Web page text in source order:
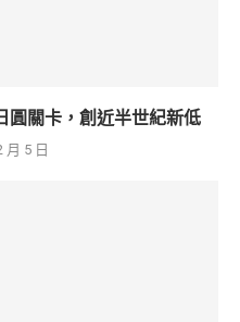
圓關卡，創近半世紀新低
月 5 日